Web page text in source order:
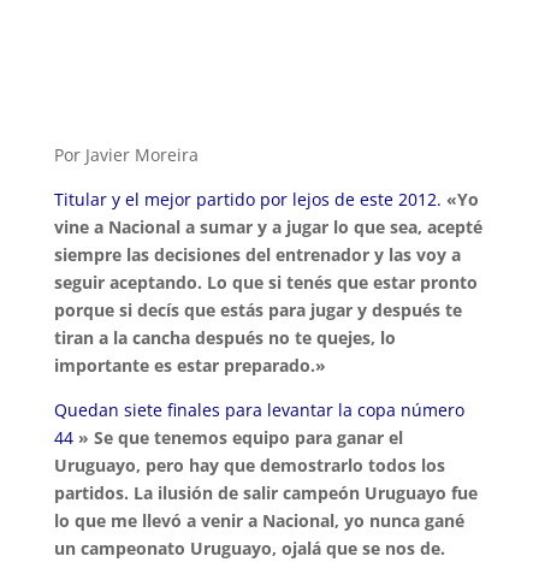
Por Javier Moreira
Titular y el mejor partido por lejos de este 2012. «Yo
vine a Nacional a sumar y a jugar lo que sea, acepté
siempre las decisiones del entrenador y las voy a
seguir aceptando. Lo que si tenés que estar pronto
porque si decís que estás para jugar y después te
tiran a la cancha después no te quejes, lo
importante es estar preparado.»
Quedan siete finales para levantar la copa número
44 » Se que tenemos equipo para ganar el
Uruguayo, pero hay que demostrarlo todos los
partidos. La ilusión de salir campeón Uruguayo fue
lo que me llevó a venir a Nacional, yo nunca gané
un campeonato Uruguayo, ojalá que se nos de.